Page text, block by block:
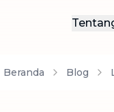
Beranda Blog